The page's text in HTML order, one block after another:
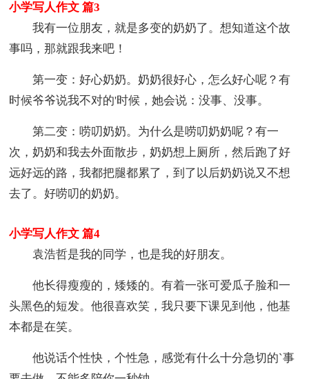
小学写人作文 篇3
我有一位朋友，就是多变的奶奶了。想知道这个故
事吗，那就跟我来吧！
第一变：好心奶奶。奶奶很好心，怎么好心呢？有
时候爷爷说我不对的'时候，她会说：没事、没事。
第二变：唠叨奶奶。为什么是唠叨奶奶呢？有一
次，奶奶和我去外面散步，奶奶想上厕所，然后跑了好
远好远的路，我都把腿都累了，到了以后奶奶说又不想
去了。好唠叨的奶奶。
小学写人作文 篇4
袁浩哲是我的同学，也是我的好朋友。
他长得瘦瘦的，矮矮的。有着一张可爱瓜子脸和一
头黑色的短发。他很喜欢笑，我只要下课见到他，他基
本都是在笑。
他说话个性快，个性急，感觉有什么十分急切的`事